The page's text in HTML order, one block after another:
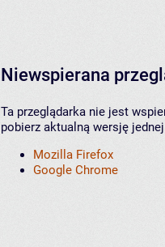
Niewspierana
Ta przeglądarka nie jest
pobierz aktualną wersję
Mozilla Firefox
Google Chrome